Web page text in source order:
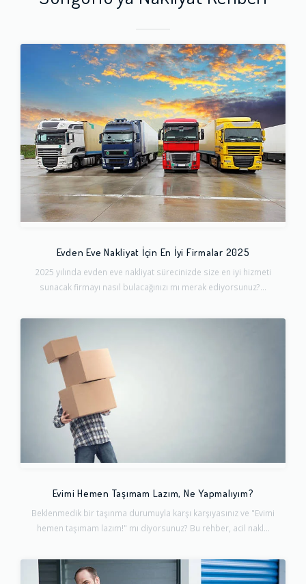
Evden Eve Nakliyat İçin En İyi Firmalar 2025
2025 yılında evden eve nakliyat sürecinizde size en iyi hizmeti
sunacak firmayı nasıl bulacağınızı mı merak ediyorsunuz?...
Evimi Hemen Taşımam Lazım, Ne Yapmalıyım?
Beklenmedik bir taşınma durumuyla karşı karşıyasınız ve "Evimi
hemen taşımam lazım!" mı diyorsunuz? Bu rehber, acil nakl...